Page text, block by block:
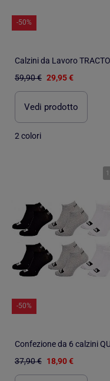
-50%
59,90 € 29,95 €
Vedi prodotto
2 colori
1
-50%
37,90 € 18,90 €